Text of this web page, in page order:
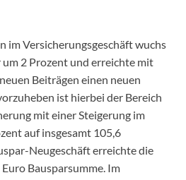
im Versicherungsgeschäft wuchs
2 Prozent und erreichte mit
Beiträgen einen neuen
ist hierbei der Bereich
mit einer Steigerung im
auf insgesamt 105,6
Neugeschäft erreichte die
Bausparsumme. Im